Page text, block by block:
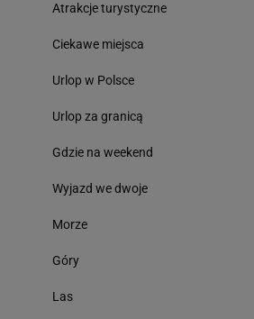
Atrakcje turystyczne
Ciekawe miejsca
Urlop w Polsce
Urlop za granicą
Gdzie na weekend
Wyjazd we dwoje
Morze
Góry
Las